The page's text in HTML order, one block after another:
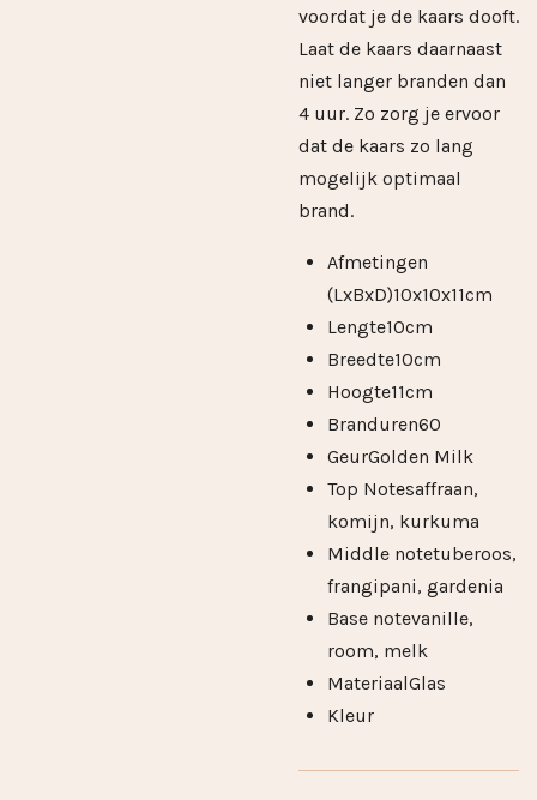
voordat je de kaars dooft.
Laat de kaars daarnaast
niet langer branden dan
4 uur. Zo zorg je ervoor
dat de kaars zo lang
mogelijk optimaal
brand.
Afmetingen
(LxBxD)10x10x11cm
Lengte10cm
Breedte10cm
Hoogte11cm
Branduren60
GeurGolden Milk
Top Notesaffraan,
komijn, kurkuma
Middle notetuberoos,
frangipani, gardenia
Base notevanille,
room, melk
MateriaalGlas
Kleur